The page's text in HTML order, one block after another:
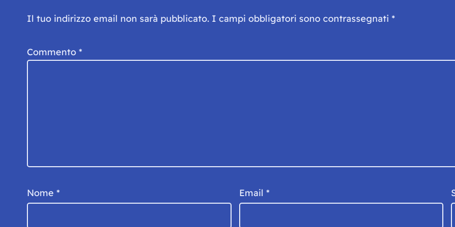
Il tuo indirizzo email non sarà pubblicato. I campi obbligatori sono contrassegnati *
Commento *
Nome * Email *